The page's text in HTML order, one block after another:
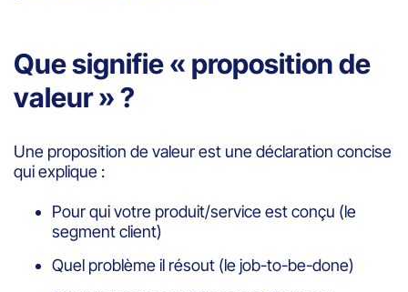
Que signifie « proposition de
valeur » ?
Une proposition de valeur est une déclaration concise
qui explique :
Pour qui votre produit/service est conçu (le
segment client)
Quel problème il résout (le job-to-be-done)